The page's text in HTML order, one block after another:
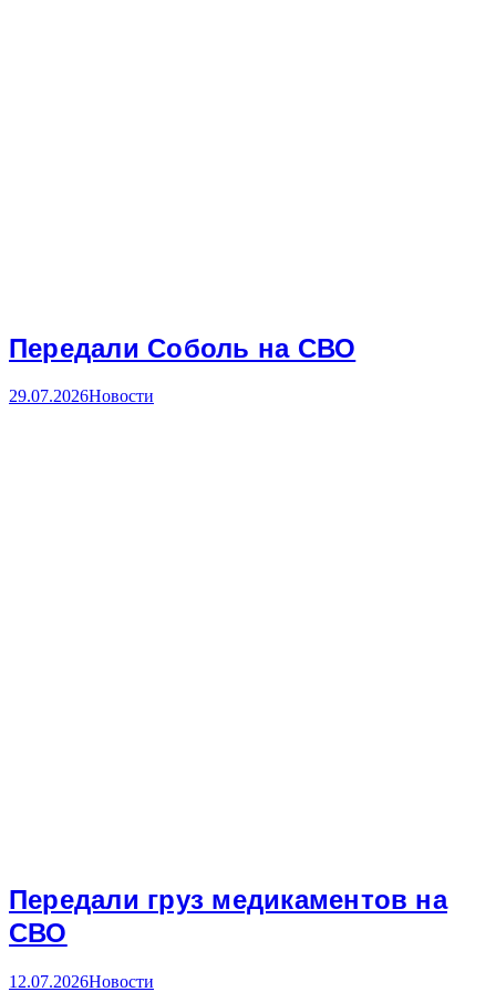
Передали Соболь на СВО
29.07.2026Новости
Передали груз медикаментов на
СВО
12.07.2026Новости